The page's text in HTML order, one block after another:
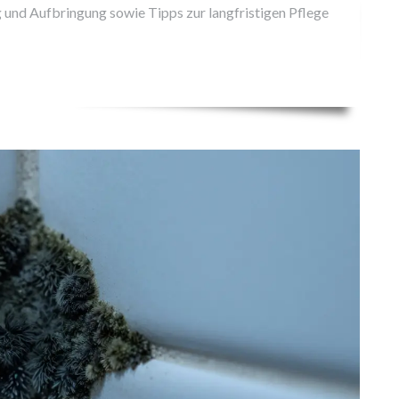
Aufbringung sowie Tipps zur langfristigen Pflege